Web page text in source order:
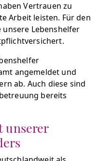
Vertrauen zu
Arbeit leisten. Für den
unsere Lebenshelfer
angemeldet und
ab. Auch diese sind
bereits
unserer